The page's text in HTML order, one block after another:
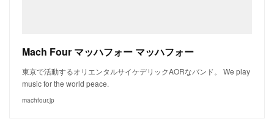
Mach Four マッハフォー マッハフォー
東京で活動するオリエンタルサイケデリックAORなバンド。 We play
music for the world peace.
machfour.jp